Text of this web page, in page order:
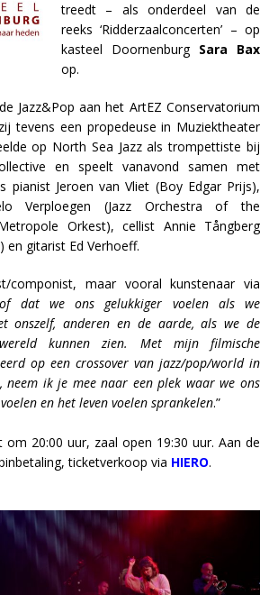
treedt – als onderdeel van de
reeks ‘Ridderzaalconcerten’ – op
kasteel Doornenburg Sara Bax
op.
Jazz&Pop aan het ArtEZ Conservatorium
tevens een propedeuse in Muziektheater
op North Sea Jazz als trompettiste bij
en speelt vanavond samen met
pianist Jeroen van Vliet (Boy Edgar Prijs),
Verploegen (Jazz Orchestra of the
Orkest), cellist Annie Tångberg
en gitarist Ed Verhoeff.
componist, maar vooral kunstenaar via
dat we ons gelukkiger voelen als we
onszelf, anderen en de aarde, als we de
kunnen zien. Met mijn filmische
op een crossover van jazz/pop/world in
neem ik je mee naar een plek waar we ons
en het leven voelen sprankelen.”
om 20:00 uur, zaal open 19:30 uur. Aan de
ticketverkoop via HIERO.